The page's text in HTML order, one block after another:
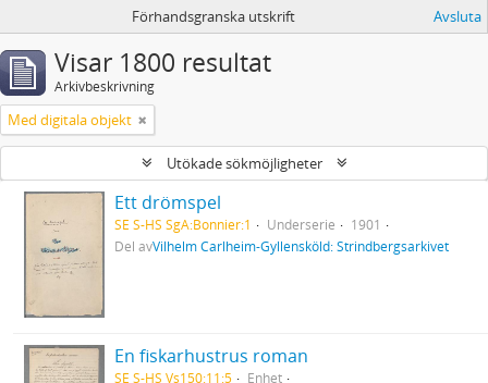
Förhandsgranska utskrift Avsluta
Visar 1800 resultat
Arkivbeskrivning
Med digitala objekt
Utökade sökmöjligheter
Ett drömspel
SE S-HS SgA:Bonnier:1 Underserie
1901
Del avVilhelm Carlheim-Gyllensköld: Strindbergsarkivet
En fiskarhustrus roman
SE S-HS Vs150:11:5
Enhet